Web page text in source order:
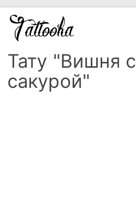
Тату "Вишня с
сакурой"